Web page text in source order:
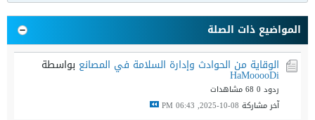
المواضيع ذات الصلة
الوقاية من الحوادث وإدارة السلامة في المصانع بواسطة
HaMooooDi
ردود 0
68 مشاهدات
آخر مشاركة 08-10-2025, 06:43 PM